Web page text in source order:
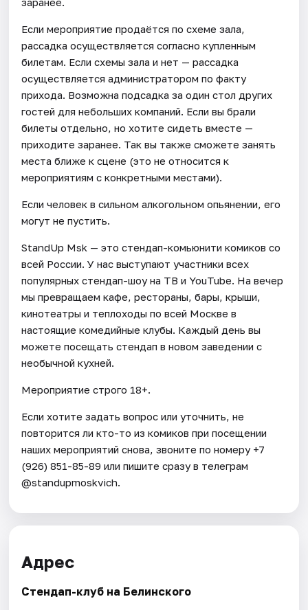
Если мероприятие продаётся по схеме зала,
рассадка осуществляется согласно купленным
билетам. Если схемы зала и нет — рассадка
осуществляется администратором по факту
прихода. Возможна подсадка за один стол других
гостей для небольших компаний. Если вы брали
билеты отдельно, но хотите сидеть вместе —
приходите заранее. Так вы также сможете занять
места ближе к сцене (это не относится к
мероприятиям с конкретными местами).
Если человек в сильном алкогольном опьянении, его
могут не пустить.
StandUp Msk — это стендап-комьюнити комиков со
всей России. У нас выступают участники всех
популярных стендап-шоу на ТВ и YouTube. На вечер
мы превращаем кафе, рестораны, бары, крыши,
кинотеатры и теплоходы по всей Москве в
настоящие комедийные клубы. Каждый день вы
можете посещать стендап в новом заведении с
необычной кухней.
Мероприятие строго 18+.
Если хотите задать вопрос или уточнить, не
повторится ли кто-то из комиков при посещении
наших мероприятий снова, звоните по номеру +7
(926) 851-85-89 или пишите сразу в телеграм
@standupmoskvich.
Адрес
Стендап-клуб на Белинского